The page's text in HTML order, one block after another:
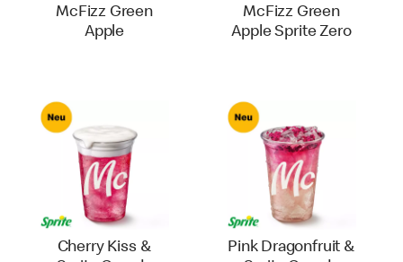
McFizz Green
Apple
McFizz Green
Apple Sprite Zero
Cherry Kiss &
Pink Dragonfruit &